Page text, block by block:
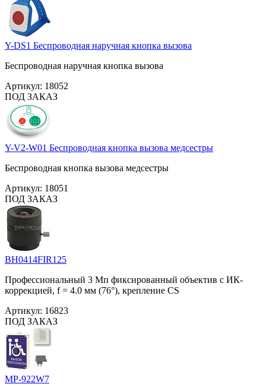
Y-DS1 Беспроводная наручная кнопка вызова
Беспроводная наручная кнопка вызова
Артикул: 18052
ПОД ЗАКАЗ
Y-V2-W01 Беспроводная кнопка вызова медсестры
Беспроводная кнопка вызова медсестры
Артикул: 18051
ПОД ЗАКАЗ
BH0414FIR125
Профессиональный 3 Мп фиксированный объектив с ИК-
коррекцией, f = 4.0 мм (76°), крепление CS
Артикул: 16823
ПОД ЗАКАЗ
MP-922W7